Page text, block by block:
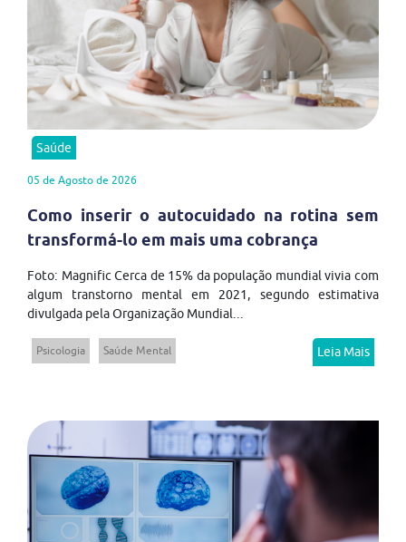
Saúde
05 de Agosto de 2026
Como inserir o autocuidado na rotina sem
transformá-lo em mais uma cobrança
Foto: Magnific Cerca de 15% da população mundial vivia com
algum transtorno mental em 2021, segundo estimativa
divulgada pela Organização Mundial...
Psicologia Saúde Mental Leia Mais